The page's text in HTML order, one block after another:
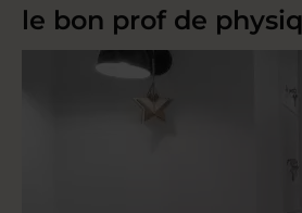
le bon prof de